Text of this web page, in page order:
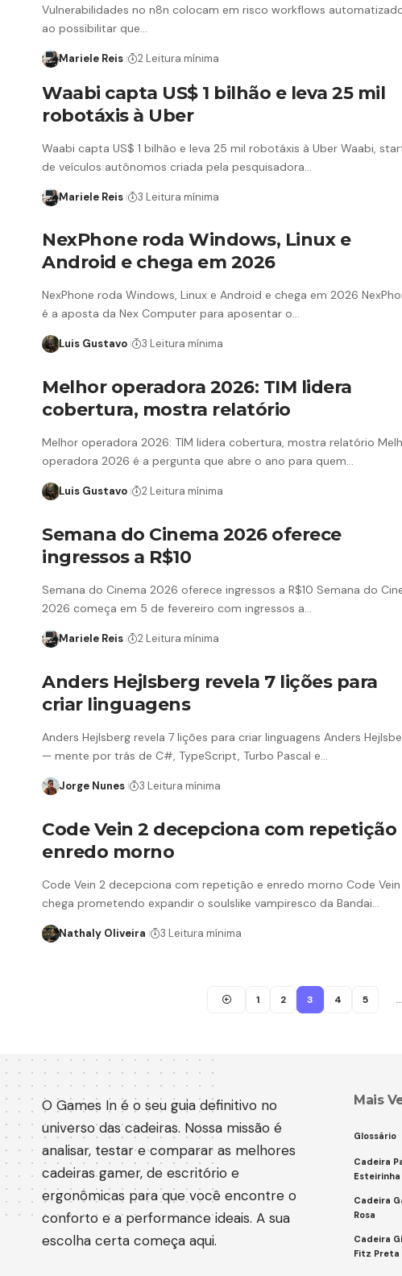
Vulnerabilidades no n8n colocam em risco workflows
ao possibilitar que…
Mariele Reis 2 Leitura mínima
Waabi capta US$ 1 bilhão e leva 25 mil
robotáxis à Uber
Waabi capta US$ 1 bilhão e leva 25 mil robotáxis à Uber Waabi,
de veículos autônomos criada pela pesquisadora…
Mariele Reis 3 Leitura mínima
NexPhone roda Windows, Linux e
Android e chega em 2026
NexPhone roda Windows, Linux e Android e chega em 2026
é a aposta da Nex Computer para aposentar o…
Luis Gustavo 3 Leitura mínima
Melhor operadora 2026: TIM lidera
cobertura, mostra relatório
Melhor operadora 2026: TIM lidera cobertura, mostra relatório
operadora 2026 é a pergunta que abre o ano para quem…
Luis Gustavo 2 Leitura mínima
Semana do Cinema 2026 oferece
ingressos a R$10
Semana do Cinema 2026 oferece ingressos a R$10 Semana do
2026 começa em 5 de fevereiro com ingressos a…
Mariele Reis 2 Leitura mínima
Anders Hejlsberg revela 7 lições para
criar linguagens
Anders Hejlsberg revela 7 lições para criar linguagens Anders
— mente por trás de C#, TypeScript, Turbo Pascal e…
Jorge Nunes 3 Leitura mínima
Code Vein 2 decepciona com repetição
enredo morno
Code Vein 2 decepciona com repetição e enredo morno Code Vein
chega prometendo expandir o soulslike vampiresco da Bandai…
Nathaly Oliveira 3 Leitura mínima
1 2 3 4 5 …
O Games In é o seu guia definitivo no
universo das cadeiras. Nossa missão é
analisar, testar e comparar as melhores
cadeiras gamer, de escritório e
ergonômicas para que você encontre o
conforto e a performance ideais. A sua
escolha certa começa aqui.
Mais
Glossário
Cadeira
Esteirinha
Cadeira
Rosa
Cadeira
Fitz Preta